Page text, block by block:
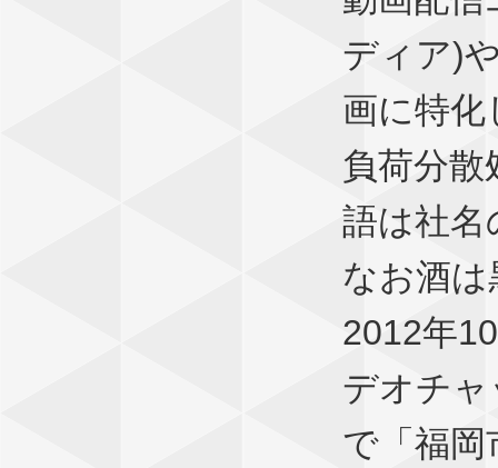
ディア)
画に特
負荷分
語は社名
なお酒は
2012年
デオチ
で「福岡